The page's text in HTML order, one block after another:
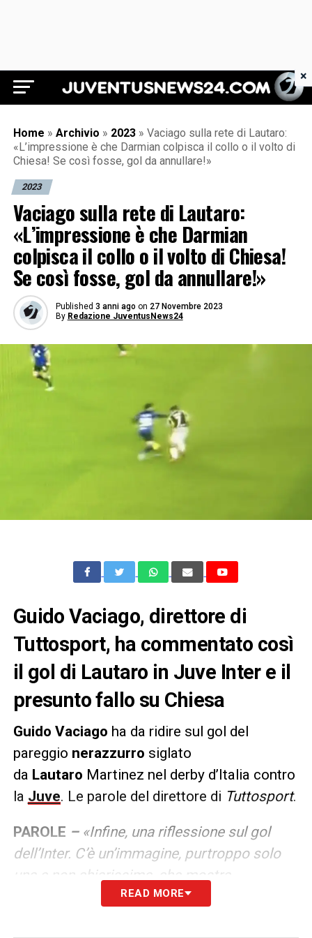
Juventus News 24
Home » Archivio » 2023 » Vaciago sulla rete di Lautaro:
«L’impressione è che Darmian colpisca il collo o il volto di
Chiesa! Se così fosse, gol da annullare!»
2023
Vaciago sulla rete di Lautaro:
«L’impressione è che Darmian
colpisca il collo o il volto di Chiesa!
Se così fosse, gol da annullare!»
Published 3 anni ago on 27 Novembre 2023
By Redazione JuventusNews24
Guido Vaciago, direttore di
Tuttosport, ha commentato così
il gol di Lautaro in Juve Inter e il
presunto fallo su Chiesa
Guido Vaciago ha da ridire sul gol del
pareggio nerazzurro siglato
da Lautaro Martinez nel derby d’Italia contro
la Juve. Le parole del direttore di Tuttosport.
PAROLE –«Infine, una riflessione sul gol
dell’Inter. C’è un’immagine, purtroppo solo
una e non chiarissima, che mostra
contrasto fra Chiesa e Darmian
READ MORE
×